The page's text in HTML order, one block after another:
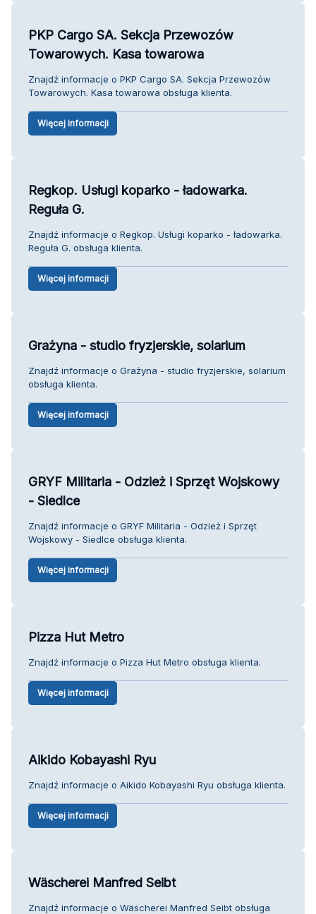
PKP Cargo SA. Sekcja Przewozów
Towarowych. Kasa towarowa
Znajdź informacje o PKP Cargo SA. Sekcja Przewozów
Towarowych. Kasa towarowa obsługa klienta.
Więcej informacji
Regkop. Usługi koparko - ładowarka.
Reguła G.
Znajdź informacje o Regkop. Usługi koparko - ładowarka.
Reguła G. obsługa klienta.
Więcej informacji
Grażyna - studio fryzjerskie, solarium
Znajdź informacje o Grażyna - studio fryzjerskie, solarium
obsługa klienta.
Więcej informacji
GRYF Militaria - Odzież i Sprzęt Wojskowy
- Siedlce
Znajdź informacje o GRYF Militaria - Odzież i Sprzęt
Wojskowy - Siedlce obsługa klienta.
Więcej informacji
Pizza Hut Metro
Znajdź informacje o Pizza Hut Metro obsługa klienta.
Więcej informacji
Aikido Kobayashi Ryu
Znajdź informacje o Aikido Kobayashi Ryu obsługa klienta.
Więcej informacji
Wäscherei Manfred Seibt
Znajdź informacje o Wäscherei Manfred Seibt obsługa